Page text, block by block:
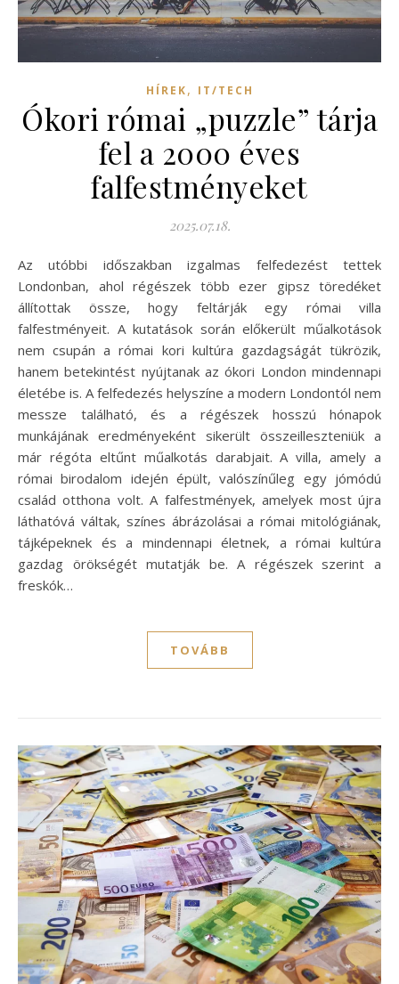
HÍREK, IT/TECH
Ókori római „puzzle” tárja
fel a 2000 éves
falfestményeket
2025.07.18.
Az utóbbi időszakban izgalmas felfedezést tettek
Londonban, ahol régészek több ezer gipsz töredéket
állítottak össze, hogy feltárják egy római villa
falfestményeit. A kutatások során előkerült műalkotások
nem csupán a római kori kultúra gazdagságát tükrözik,
hanem betekintést nyújtanak az ókori London mindennapi
életébe is. A felfedezés helyszíne a modern Londontól nem
messze található, és a régészek hosszú hónapok
munkájának eredményeként sikerült összeilleszteniük a
már régóta eltűnt műalkotás darabjait. A villa, amely a
római birodalom idején épült, valószínűleg egy jómódú
család otthona volt. A falfestmények, amelyek most újra
láthatóvá váltak, színes ábrázolásai a római mitológiának,
tájképeknek és a mindennapi életnek, a római kultúra
gazdag örökségét mutatják be. A régészek szerint a
freskók…
TOVÁBB